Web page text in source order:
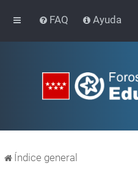
FAQ Ayuda
Índice general